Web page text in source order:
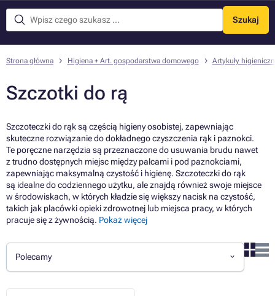
Szukaj
Menu
Strona główna Higiena + Art. gospodarstwa domowego Artykuły
Szczotki do rą
Szczoteczki do rąk są częścią higieny osobistej, zapewniając
skuteczne rozwiązanie do dokładnego czyszczenia rąk i paznokci.
Te poręczne narzędzia są przeznaczone do usuwania brudu nawet
z trudno dostępnych miejsc między palcami i pod paznokciami,
zapewniając maksymalną czystość i higienę. Szczoteczki do rąk
są idealne do codziennego użytku, ale znajdą również swoje miejsce
w środowiskach, w których kładzie się większy nacisk na czystość,
takich jak placówki opieki zdrowotnej lub miejsca pracy, w których
pracuje się z żywnością. Pokaż więcej
Polecamy